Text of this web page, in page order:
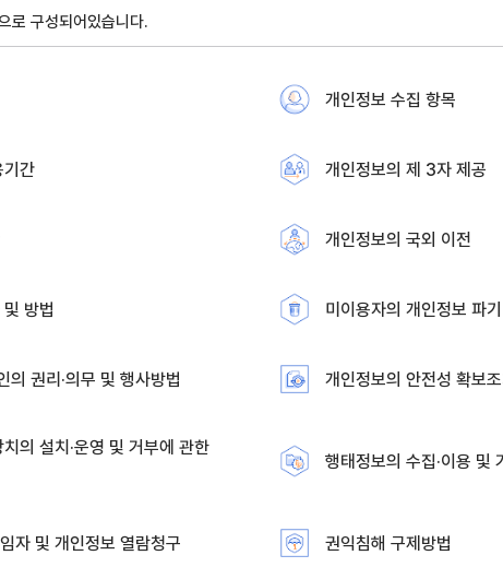
로 구성되어있습니다.
개인정보 수집 항목
기간 개인정보의 제 3자 제공
개인정보의 국외 이전
방법 미이용자의 개인정보 파
의 권리·의무 및 행사방법 개인정보의 안전성 확보조
의 설치·운영 및 거부에 관한
행태정보의 수집·이용 및
자 및 개인정보 열람청구 권익침해 구제방법